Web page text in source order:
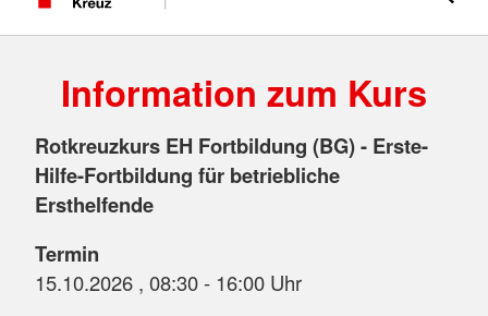
Information zum Kurs
Rotkreuzkurs EH Fortbildung (BG) - Erste-
Hilfe-Fortbildung für betriebliche
Ersthelfende
Termin
15.10.2026 , 08:30 - 16:00 Uhr